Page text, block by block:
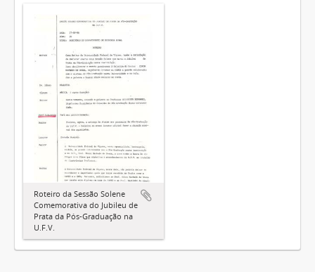
Roteiro da Sessão Solene
Comemorativa do Jubileu de
Prata da Pós-Graduação na
U.F.V.